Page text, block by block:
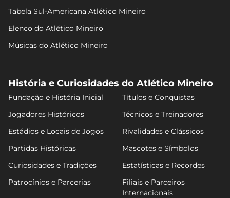
Tabela Sul-Americana Atlético Mineiro
Elenco do Atlético Mineiro
Músicas do Atlético Mineiro
História e Curiosidades do Atlético Mineiro
Fundação e História Inicial
Títulos e Conquistas
Jogadores Históricos
Técnicos e Treinadores
Estádios e Locais de Jogos
Rivalidades e Clássicos
Partidas Históricas
Mascotes e Símbolos
Curiosidades e Tradições
Estatísticas e Recordes
Patrocínios e Parcerias
Filiais e Parceiros
Internacionais